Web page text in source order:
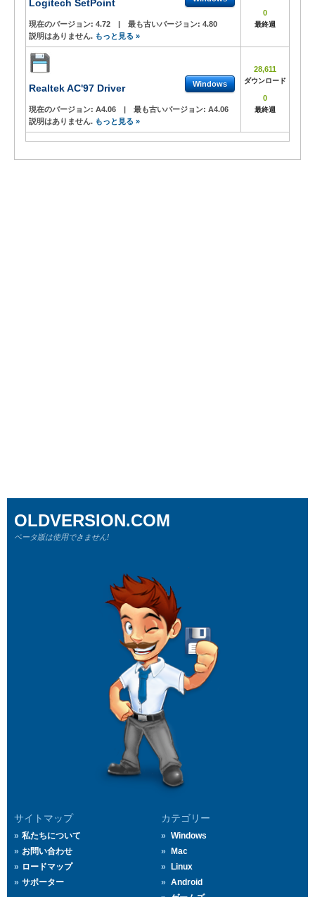
Logitech SetPoint
現在のバージョン: 4.72 | 最も古いバージョン: 4.80
説明はありません. もっと見る »
0
最終週
Realtek AC'97 Driver Windows
現在のバージョン: A4.06 | 最も古いバージョン: A4.06
説明はありません. もっと見る »
28,611
ダウンロード
0
最終週
サイトマップ
私たちについて
お問い合わせ
ロードマップ
サポーター
カテゴリー
Windows
Mac
Linux
Android
OLDVERSION.COM
ベータ版は使用できません!